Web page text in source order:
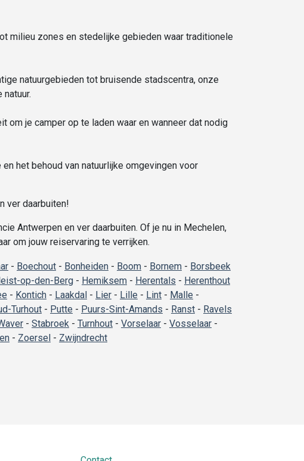
milieu zones en stedelijke gebieden waar traditionele
natuurgebieden tot bruisende stadscentra, onze
je camper op te laden waar en wanneer dat nodig
het behoud van natuurlijke omgevingen voor
ver daarbuiten!
Antwerpen en ver daarbuiten. Of je nu in Mechelen,
om jouw reiservaring te verrijken.
- Boechout - Bonheiden - Boom - Bornem - Borsbeek
op-den-Berg - Hemiksem - Herentals - Herenthout
- Kontich - Laakdal - Lier - Lille - Lint - Malle -
Turhout - Putte - Puurs-Sint-Amands - Ranst - Ravels
- Stabroek - Turnhout - Vorselaar - Vosselaar -
- Zoersel - Zwijndrecht